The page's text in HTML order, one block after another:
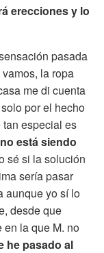
erecciones y lo
pasada
la ropa
me di cuenta
por el hecho
especial es
está siendo
sé si la solución
sería pasar
aunque yo sí lo
desde que
en la que M. no
he pasado al